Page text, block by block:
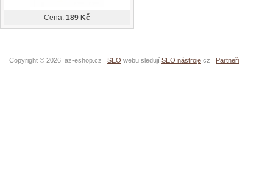
Cena: 189 Kč
Copyright © 2026 az-eshop.cz SEO webu sledují SEO nástroje .cz Partneři